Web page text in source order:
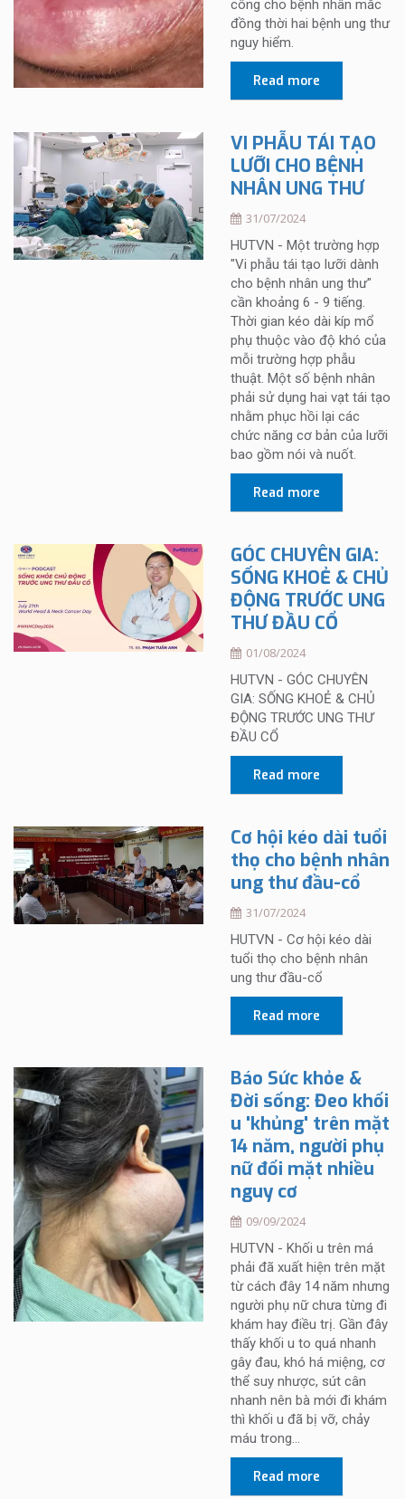
công cho bệnh nhân mắc
đồng thời hai bệnh ung thư
nguy hiểm.
Read more
VI PHẪU TÁI TẠO
LƯỠI CHO BỆNH
NHÂN UNG THƯ
31/07/2024
HUTVN - Một trường hợp
"Vi phẫu tái tạo lưỡi dành
cho bệnh nhân ung thư"
cần khoảng 6 - 9 tiếng.
Thời gian kéo dài kíp mổ
phụ thuộc vào độ khó của
mỗi trường hợp phẫu
thuật. Một số bệnh nhân
phải sử dụng hai vạt tái tạo
nhằm phục hồi lại các
chức năng cơ bản của lưỡi
bao gồm nói và nuốt.
Read more
GÓC CHUYÊN GIA:
SỐNG KHOẺ & CHỦ
ĐỘNG TRƯỚC UNG
THƯ ĐẦU CỔ
01/08/2024
HUTVN - GÓC CHUYÊN
GIA: SỐNG KHOẺ & CHỦ
ĐỘNG TRƯỚC UNG THƯ
ĐẦU CỔ
Read more
Cơ hội kéo dài tuổi
thọ cho bệnh nhân
ung thư đầu-cổ
31/07/2024
HUTVN - Cơ hội kéo dài
tuổi thọ cho bệnh nhân
ung thư đầu-cổ
Read more
Báo Sức khỏe &
Đời sống: Đeo khối
u 'khủng' trên mặt
14 năm, người phụ
nữ đối mặt nhiều
nguy cơ
09/09/2024
HUTVN - Khối u trên má
phải đã xuất hiện trên mặt
từ cách đây 14 năm nhưng
người phụ nữ chưa từng đi
khám hay điều trị. Gần đây
thấy khối u to quá nhanh
gây đau, khó há miệng, cơ
thể suy nhược, sút cân
nhanh nên bà mới đi khám
thì khối u đã bị vỡ, chảy
máu trong...
Read more